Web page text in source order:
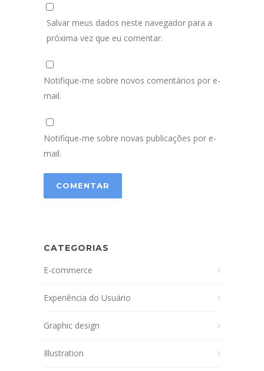
Salvar meus dados neste navegador para a
próxima vez que eu comentar.
Notifique-me sobre novos comentários por e-
mail.
Notifique-me sobre novas publicações por e-
mail.
CATEGORIAS
E-commerce
Experiência do Usuário
Graphic design
Illustration